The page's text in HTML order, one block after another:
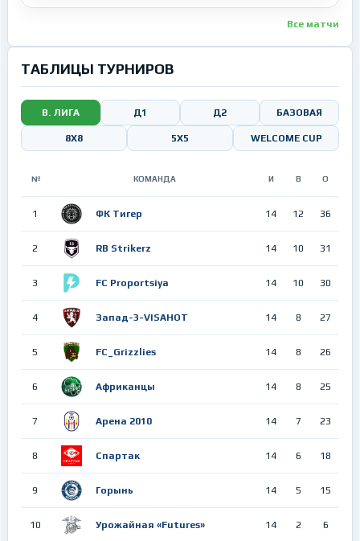
Все матчи
ТАБЛИЦЫ ТУРНИРОВ
В. ЛИГА Д1 Д2 БАЗОВАЯ
8Х8 5X5 WELCOME CUP
№ КОМАНДА И В О
1 ФК Тигер 14 12 36
2 RB Strikerz 14 10 31
3 FC Proportsiya 14 10 30
4 Запад-3-VISAHOT 14 8 27
5 FC_Grizzlies 14 8 26
6 Африканцы 14 8 25
7 Арена 2010 14 7 23
8 Спартак 14 6 18
9 Горынь 14 5 15
10 Урожайная «Futures» 14 2 6